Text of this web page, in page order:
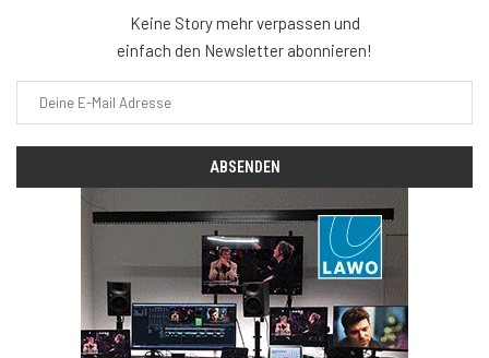
Keine Story mehr verpassen und
einfach den Newsletter abonnieren!